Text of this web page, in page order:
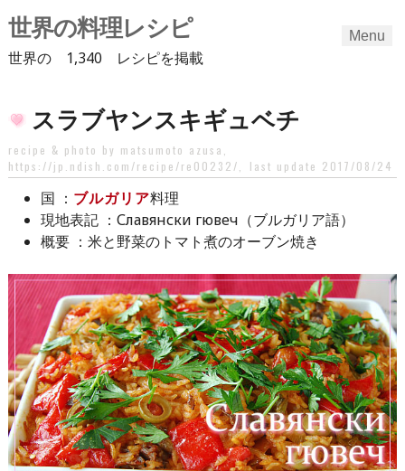
世界の料理レシピ
世界の 1,340 レシピを掲載
Menu
to スラブヤンスキギュベチ
recipe & photo by matsumoto azusa,
https://jp.ndish.com/recipe/re00232/
last update 2017/08/24
国 ： ブルガリア料理
現地表記 ：Славянски гювеч（ブルガリア語）
概要 ：米と野菜のトマト煮のオーブン焼き